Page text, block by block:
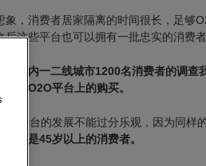
象，消费者居家隔离的时间很长，足够
这些平台也可以拥有一批忠实的消费者
对国内一二线城市1200名消费者的调
在O2O平台上的购买。
平台的发展不能过分乐观，因为同样
尤其是45岁以上的消费者。